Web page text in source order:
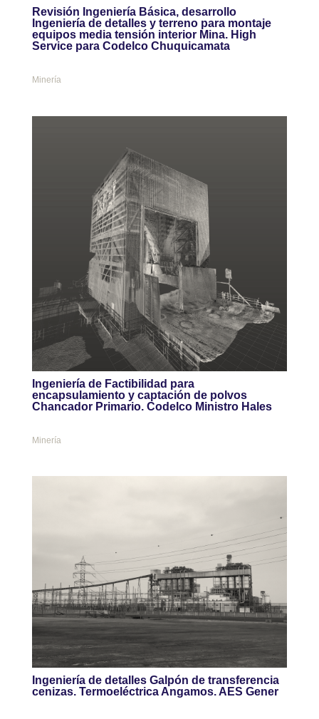
Revisión Ingeniería Básica, desarrollo
Ingeniería de detalles y terreno para montaje
equipos media tensión interior Mina. High
Service para Codelco Chuquicamata
Minería
Ingeniería de Factibilidad para
encapsulamiento y captación de polvos
Chancador Primario. Codelco Ministro Hales
Minería
Ingeniería de detalles Galpón de transferencia
cenizas. Termoeléctrica Angamos. AES Gener